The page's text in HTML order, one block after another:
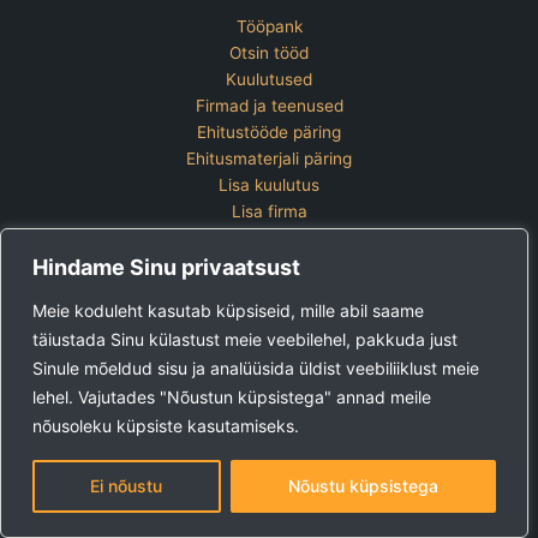
Hindame Sinu privaatsust
Meie koduleht kasutab küpsiseid, mille abil saame
täiustada Sinu külastust meie veebilehel, pakkuda just
Sinule mõeldud sisu ja analüüsida üldist veebiliiklust meie
lehel. Vajutades "Nõustun küpsistega" annad meile
nõusoleku küpsiste kasutamiseks.
Ei nõustu Nõustu küpsistega
Tööpank
Otsin tööd
Kuulutused
Firmad ja teenused
Ehitustööde päring
Ehitusmaterjali päring
Lisa kuulutus
Lisa firma
Kontakt
Lisa kuulutus
Vaata ettevõtete pakette
Ehitus24 OÜ
Tel:+372 5123 867 (E-R 9-15)
E-post: kuulutused@ehitus24.ee
Copyright © 2026 Ehitus24